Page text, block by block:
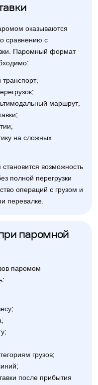
оказываются
сравнению с
Паромный формат
транспорт;
маршрут;
на сложных
возможность
полной перегрузки
операций с грузом и
перевалке.
паромной
паромом
грузов;
после прибытия